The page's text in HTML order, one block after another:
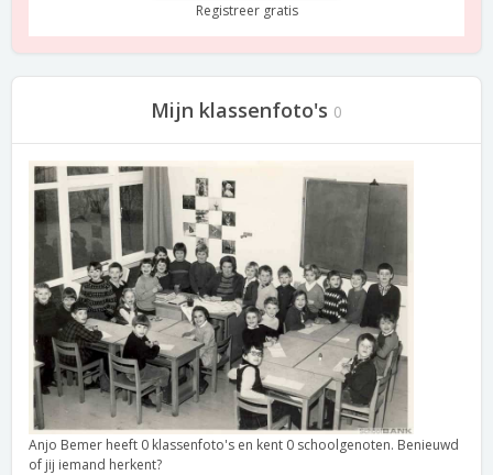
Registreer gratis
Mijn klassenfoto's 0
Anjo Bemer heeft 0 klassenfoto's en kent 0 schoolgenoten. Benieuwd
of jij iemand herkent?